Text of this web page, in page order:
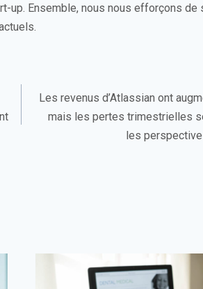
up. Ensemble, nous nous efforçons de
Les revenus d’Atlassian ont
mais les pertes trimestrielles
les